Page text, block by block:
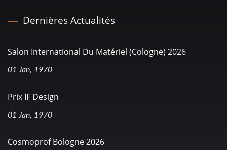
Dernières Actualités
Salon International Du Matériel (Cologne) 2026
01 Jan, 1970
Prix IF Design
01 Jan, 1970
Cosmoprof Bologne 2026